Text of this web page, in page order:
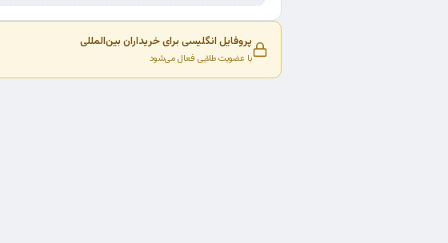
پروفایل انگلیسی برای خریداران بین‌المللی
با عضویت طلایی فعال می‌شود